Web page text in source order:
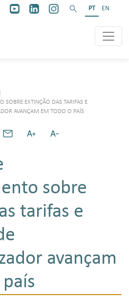
PT EN
SOBRE EXTINÇÃO DAS TARIFAS E
AVANÇAM EM TODO O PAÍS
sobre
tarifas e
avançam